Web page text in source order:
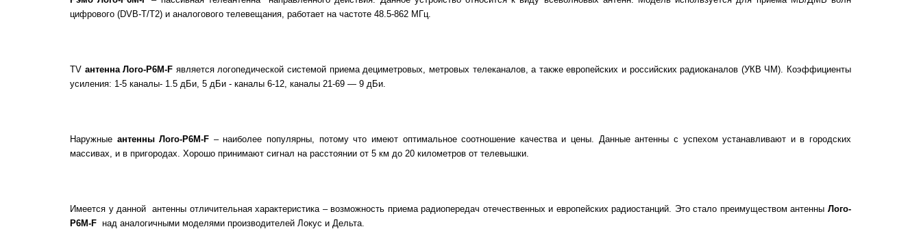
цифрового (DVB-T/T2) и аналогового телевещания, работает на частоте 48.5-862 МГц.
TV антенна Лого-Р6М-F является логопедической системой приема дециметровых, метровых телеканалов, а также европейских и российских радиоканалов (УКВ ЧМ). Коэффициенты
усиления: 1-5 каналы- 1.5 дБи, 5 дБи - каналы 6-12, каналы 21-69 — 9 дБи.
Наружные антенны Лого-Р6М-F – наиболее популярны, потому что имеют оптимальное соотношение качества и цены. Данные антенны с успехом устанавливают и в городских
массивах, и в пригородах. Хорошо принимают сигнал на расстоянии от 5 км до 20 километров от телевышки.
Имеется у данной антенны отличительная характеристика – возможность приема радиопередач отечественных и европейских радиостанций. Это стало преимуществом антенны Лого-
Р6М-F над аналогичными моделями производителей Локус и Дельта.